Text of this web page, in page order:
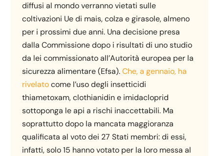
diffusi al mondo verranno vietati sulle
coltivazioni Ue di mais, colza e girasole, almeno
per i prossimi due anni. Una decisione presa
dalla Commissione dopo i risultati di uno studio
da lei commissionato all’Autorità europea per la
sicurezza alimentare (Efsa).Che, a gennaio, ha
rivelatocome l’uso degli insetticidi
thiametoxam, clothianidin e imidacloprid
sottoponga le api a rischi inaccettabili. Ma
soprattutto dopo la mancata maggioranza
qualificata al voto dei 27 Stati membri: di essi,
infatti, solo 15 hanno votato per la loro messa al